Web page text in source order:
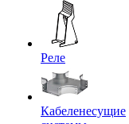
Реле
Кабеленесущие